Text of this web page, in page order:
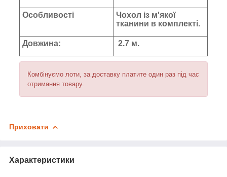
Особливості
Чохол із м'якої
тканини в комплекті.
Довжина: 2.7 м.
Комбінуємо лоти, за доставку платите один раз під час
отримання товару.
Приховати
Характеристики